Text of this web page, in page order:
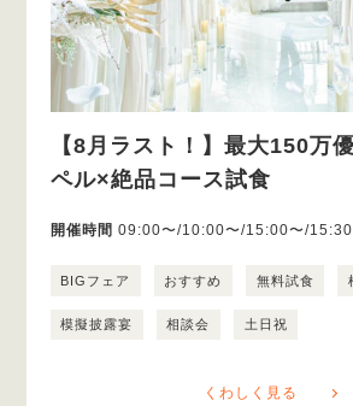
【8月ラスト！】最大150万
ペル×絶品コース試食
開催時間 09:00〜/10:00〜/15:00〜/
BIGフェア おすすめ 無料試食
模擬披露宴 相談会 土日祝
くわしく見る